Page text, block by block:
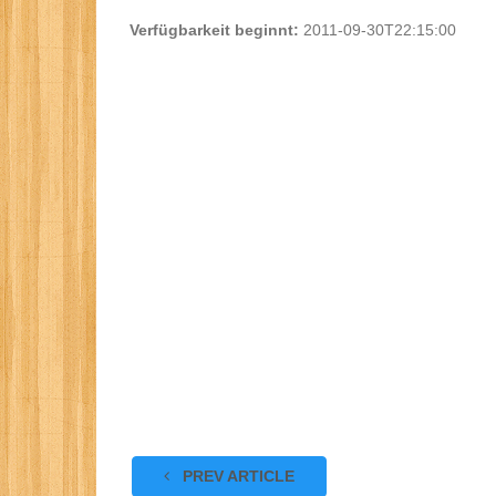
Verfügbarkeit beginnt: 2011-09-30T22:15:00
PREV ARTICLE